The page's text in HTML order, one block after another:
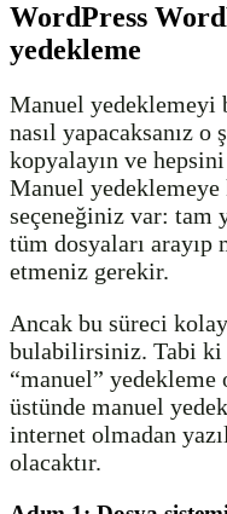
WordPress
yedekleme
Manuel yedeklemeyi
nasıl yapacaksanız o
kopyalayın ve
Manuel
seçeneğiniz var: tam
tüm dosyaları arayıp
etmeniz gerekir.
Ancak bu süreci
bulabilirsiniz. Tabi ki
“manuel” yedekleme
üstünde manuel
internet olmadan
olacaktır.